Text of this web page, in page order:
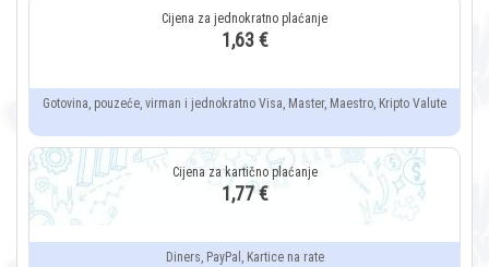
1,63 €
Gotovina, pouzeće, virman i jednokratno Visa, Master, Maestro, Kripto Valute
1,77 €
Diners, PayPal, Kartice na rate